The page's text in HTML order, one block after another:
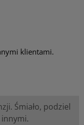
klientami.
Śmiało, podziel